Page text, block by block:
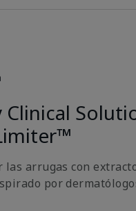
Clinical
las arrugas con
por